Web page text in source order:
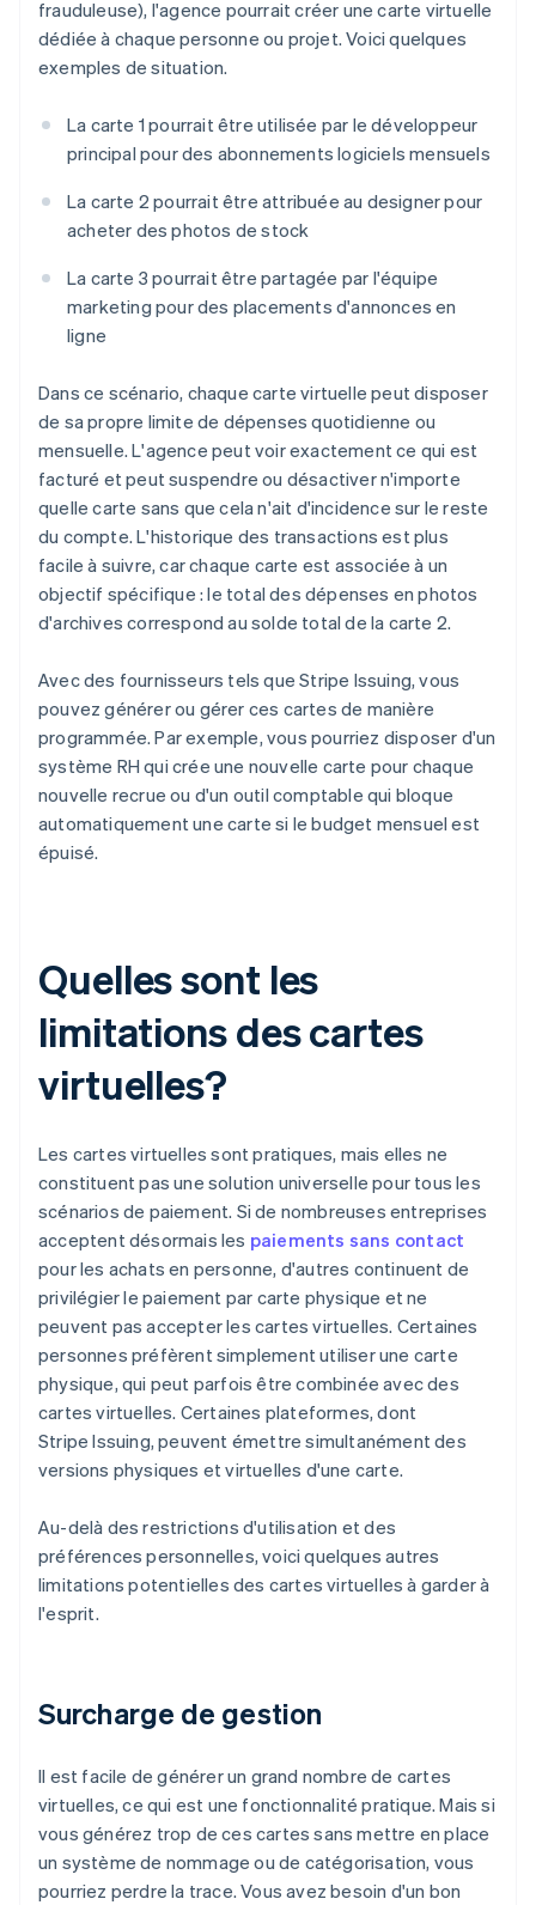
frauduleuse), l'agence pourrait créer une carte virtuelle
dédiée à chaque personne ou projet. Voici quelques
exemples de situation.
La carte 1 pourrait être utilisée par le développeur
principal pour des abonnements logiciels mensuels
La carte 2 pourrait être attribuée au designer pour
acheter des photos de stock
La carte 3 pourrait être partagée par l'équipe
marketing pour des placements d'annonces en
ligne
Dans ce scénario, chaque carte virtuelle peut disposer
de sa propre limite de dépenses quotidienne ou
mensuelle. L'agence peut voir exactement ce qui est
facturé et peut suspendre ou désactiver n'importe
quelle carte sans que cela n'ait d'incidence sur le reste
du compte. L'historique des transactions est plus
facile à suivre, car chaque carte est associée à un
objectif spécifique : le total des dépenses en photos
d'archives correspond au solde total de la carte 2.
Avec des fournisseurs tels que Stripe Issuing, vous
pouvez générer ou gérer ces cartes de manière
programmée. Par exemple, vous pourriez disposer d'un
système RH qui crée une nouvelle carte pour chaque
nouvelle recrue ou d'un outil comptable qui bloque
automatiquement une carte si le budget mensuel est
épuisé.
Quelles sont les
limitations des cartes
virtuelles?
Les cartes virtuelles sont pratiques, mais elles ne
constituent pas une solution universelle pour tous les
scénarios de paiement. Si de nombreuses entreprises
acceptent désormais les paiements sans contact
pour les achats en personne, d'autres continuent de
privilégier le paiement par carte physique et ne
peuvent pas accepter les cartes virtuelles. Certaines
personnes préfèrent simplement utiliser une carte
physique, qui peut parfois être combinée avec des
cartes virtuelles. Certaines plateformes, dont
Stripe Issuing, peuvent émettre simultanément des
versions physiques et virtuelles d'une carte.
Au-delà des restrictions d'utilisation et des
préférences personnelles, voici quelques autres
limitations potentielles des cartes virtuelles à garder à
l'esprit.
Surcharge de gestion
Il est facile de générer un grand nombre de cartes
virtuelles, ce qui est une fonctionnalité pratique. Mais si
vous générez trop de ces cartes sans mettre en place
un système de nommage ou de catégorisation, vous
pourriez perdre la trace. Vous avez besoin d'un bon